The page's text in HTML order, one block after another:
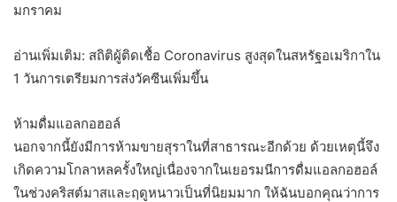
มกราคม
อ่านเพิ่มเติม: สถิติผู้ติดเชื้อ Coronavirus สูงสุดในสหรัฐอเมริกาใน
1 วันการเตรียมการส่งวัคซีนเพิ่มขึ้น
ห้ามดื่มแอลกอฮอล์
นอกจากนี้ยังมีการห้ามขายสุราในที่สาธารณะอีกด้วย ด้วยเหตุนี้จึง
เกิดความโกลาหลครั้งใหญ่เนื่องจากในเยอรมนีการดื่มแอลกอฮอล์
ในช่วงคริสต์มาสและฤดูหนาวเป็นที่นิยมมาก ให้ฉันบอกคุณว่าการ